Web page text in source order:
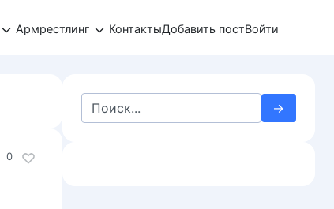
Армрестлинг КонтактыДобавить постВойти
0
Search
for: